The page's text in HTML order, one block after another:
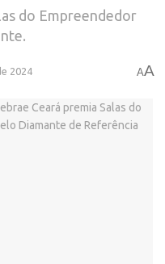
do Empreendedor
2024 AA